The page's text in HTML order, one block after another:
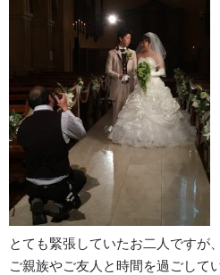
とても緊張していたお二人ですが、
ご親族やご友人と時間を過ごして